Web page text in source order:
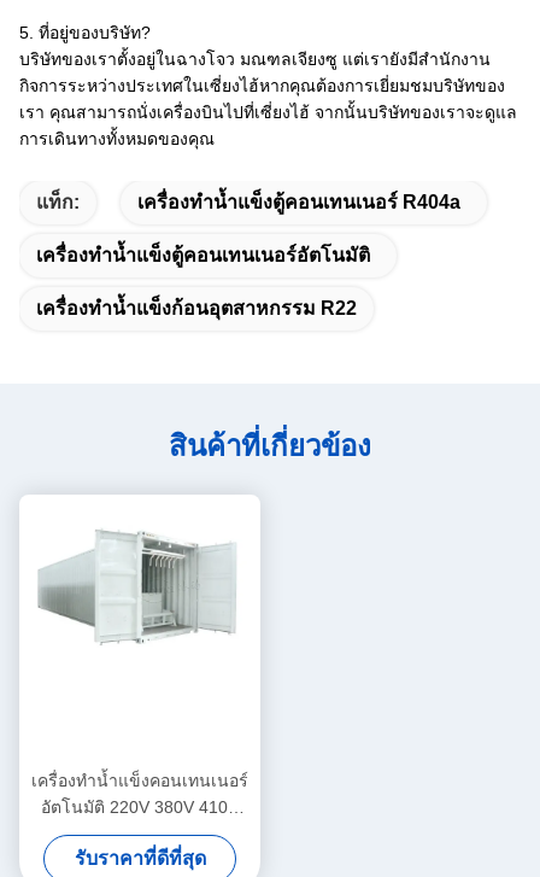
5. ที่อยู่ของบริษัท?
บริษัทของเราตั้งอยู่ในฉางโจว มณฑลเจียงซู แต่เรายังมีสำนักงาน
กิจการระหว่างประเทศในเซี่ยงไฮ้หากคุณต้องการเยี่ยมชมบริษัทของ
เรา คุณสามารถนั่งเครื่องบินไปที่เซี่ยงไฮ้ จากนั้นบริษัทของเราจะดูแล
การเดินทางทั้งหมดของคุณ
แท็ก: เครื่องทำน้ำแข็งตู้คอนเทนเนอร์ R404a
เครื่องทำน้ำแข็งตู้คอนเทนเนอร์อัตโนมัติ
เครื่องทำน้ำแข็งก้อนอุตสาหกรรม R22
สินค้าที่เกี่ยวข้อง
เครื่องทำน้ำแข็งคอนเทนเนอร์
อัตโนมัติ 220V 380V 410V
415V 440V 460V สำหรับ
อาหารทะเลสดขายประมงน้ำ
รับราคาที่ดีที่สุด